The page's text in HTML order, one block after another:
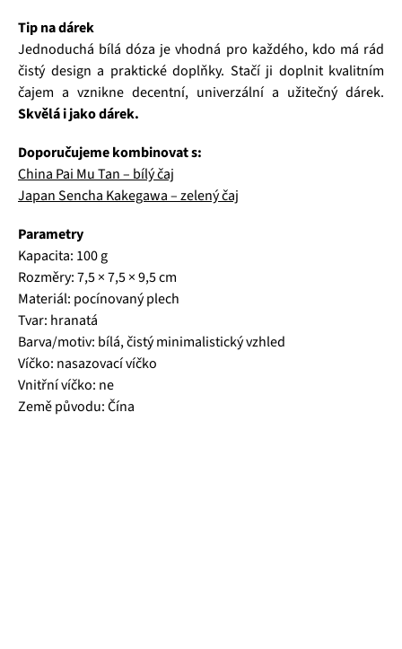
Tip na dárek
Jednoduchá bílá dóza je vhodná pro každého, kdo má rád
čistý design a praktické doplňky. Stačí ji doplnit kvalitním
čajem a vznikne decentní, univerzální a užitečný dárek.
Skvělá i jako dárek.
Doporučujeme kombinovat s:
China Pai Mu Tan – bílý čaj
Japan Sencha Kakegawa – zelený čaj
Parametry
Kapacita: 100 g
Rozměry: 7,5 × 7,5 × 9,5 cm
Materiál: pocínovaný plech
Tvar: hranatá
Barva/motiv: bílá, čistý minimalistický vzhled
Víčko: nasazovací víčko
Vnitřní víčko: ne
Země původu: Čína